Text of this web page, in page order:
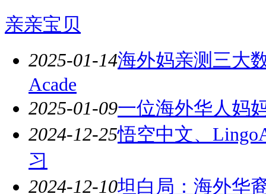
亲亲宝贝
2025-01-14海外妈亲测三大
Acade
2025-01-09一位海外华人妈
2024-12-25悟空中文、
习
2024-12-10坦白局：海外华